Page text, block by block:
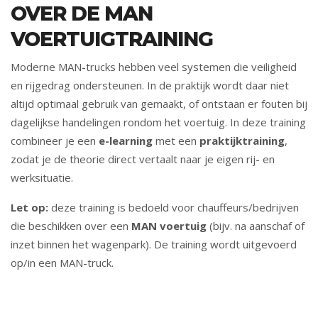
OVER DE MAN
VOERTUIGTRAINING
Moderne MAN-trucks hebben veel systemen die veiligheid
en rijgedrag ondersteunen. In de praktijk wordt daar niet
altijd optimaal gebruik van gemaakt, of ontstaan er fouten bij
dagelijkse handelingen rondom het voertuig. In deze training
combineer je een e-learning met een praktijktraining,
zodat je de theorie direct vertaalt naar je eigen rij- en
werksituatie.
Let op: deze training is bedoeld voor chauffeurs/bedrijven
die beschikken over een MAN voertuig (bijv. na aanschaf of
inzet binnen het wagenpark). De training wordt uitgevoerd
op/in een MAN-truck.